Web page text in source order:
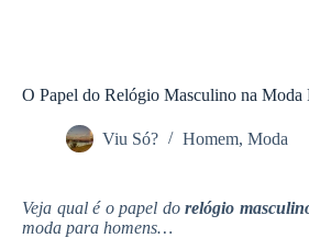
O Papel do Relógio Masculino na Moda
Viu Só? Homem, Moda
Veja qual é o papel dorelógio
moda para homens…